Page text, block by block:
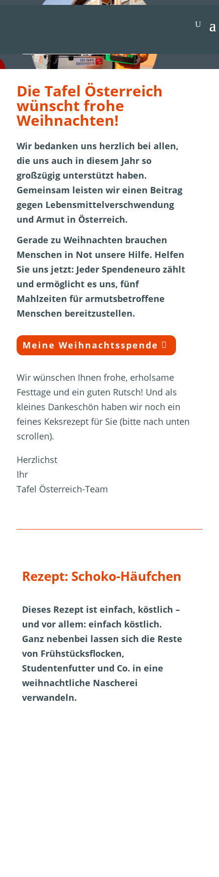
Die Tafel Österreich
wünscht frohe
Weihnachten!
Wir bedanken uns herzlich bei allen,
die uns auch in diesem Jahr so
großzügig unterstützt haben.
Gemeinsam leisten wir einen Beitrag
gegen Lebensmittelverschwendung
und Armut in Österreich.
Gerade zu Weihnachten brauchen
Menschen in Not unsere Hilfe. Helfen
Sie uns jetzt: Jeder Spendeneuro zählt
und ermöglicht es uns, fünf
Mahlzeiten für armutsbetroffene
Menschen bereitzustellen.
Meine Weihnachtsspende
Wir wünschen Ihnen frohe, erholsame
Festtage und ein guten Rutsch! Und als
kleines Dankeschön haben wir noch ein
feines Keksrezept für Sie (bitte nach unten
scrollen).
Herzlichst
Ihr
Tafel Österreich-Team
Rezept: Schoko-Häufchen
Dieses Rezept ist einfach, köstlich –
und vor allem: einfach köstlich.
Ganz nebenbei lassen sich die Reste
von Frühstücksflocken,
Studentenfutter und Co. in eine
weihnachtliche Nascherei
verwandeln.